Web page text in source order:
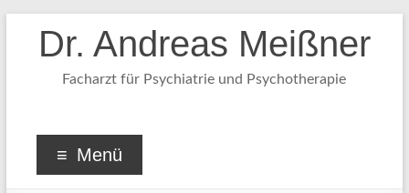
Dr. Andreas Meißner
Facharzt für Psychiatrie und Psychotherapie
Menü